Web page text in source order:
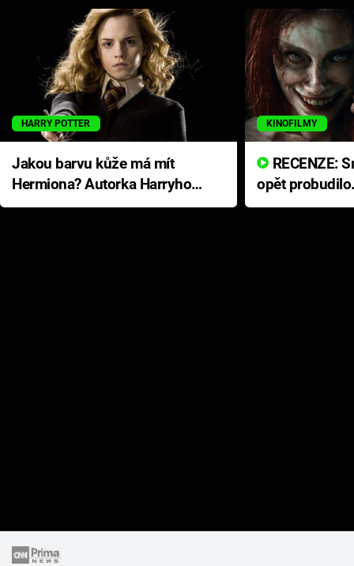
HARRY POTTER
Jakou barvu kůže má mít
Hermiona? Autorka Harryho
Pottera přišla s ráznou
KINOFILMY
opět
přichází s